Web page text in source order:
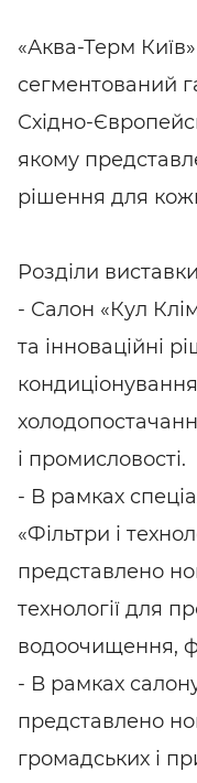
«Аква-Терм
сегментований
Східно-
якому
рішення для
Розділи
- Салон «Кул
та інноваційні
кондиціонування
і промисловості.
- В рамках
«Фільтри і
представлено
технології для
водоочищення,
- В рамках
представлено
громадських і